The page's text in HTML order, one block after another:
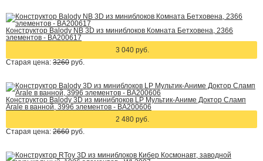
Конструктор Balody NB 3D из миниблоков Комната Бетховена, 2366
элементов - BA200617
3 040 руб.
Старая цена: 3260 руб.
Конструктор Balody 3D из миниблоков LP Мультик-Аниме Доктор Сламп
Arale в ванной, 3996 элементов - BA200606
2 480 руб.
Старая цена: 2660 руб.